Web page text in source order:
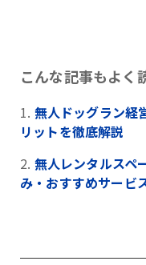
こんな記事もよく
無人ドッグラン経
リットを徹底解説
無人レンタルスペ
み・おすすめサービ